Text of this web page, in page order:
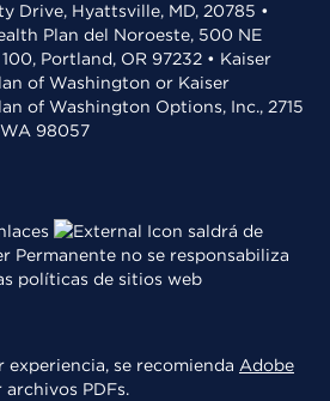
Drive, Hyattsville, MD, 20785 •
Plan del Noroeste, 500 NE
Portland, OR 97232 • Kaiser
of Washington or Kaiser
of Washington Options, Inc., 2715
98057
saldrá de
Permanente no se responsabiliza
políticas de sitios web
experiencia, se recomienda Adobe
archivos PDFs.